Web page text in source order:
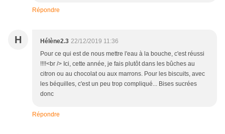
Répondre
H Hélène2.3 22/12/2019 11:36
Pour ce qui est de nous mettre l'eau à la bouche, c'est réussi
!!!!<br /> Ici, cette année, je fais plutôt dans les bûches au
citron ou au chocolat ou aux marrons. Pour les biscuits, avec
les béquilles, c'est un peu trop compliqué... Bises sucrées
donc
Répondre